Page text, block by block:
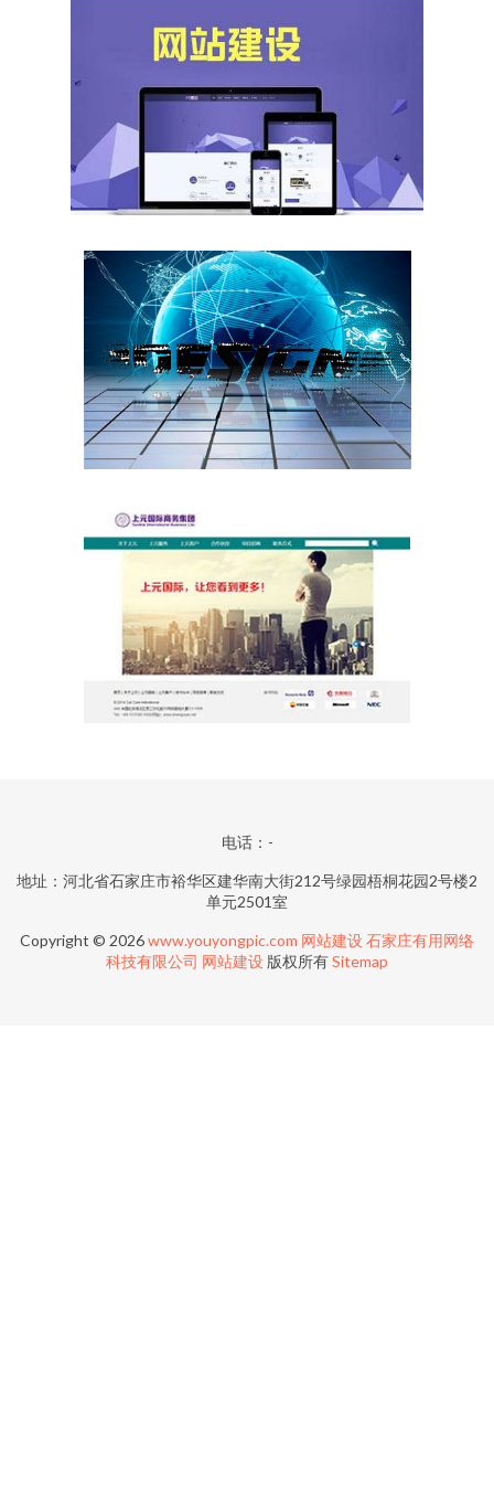
电话：-
地址：河北省石家庄市裕华区建华南大街212号绿园梧桐花园2号楼2
单元2501室
Copyright © 2026www.youyongpic.com 网站建设石家庄有用网络
科技有限公司 网站建设 版权所有Sitemap